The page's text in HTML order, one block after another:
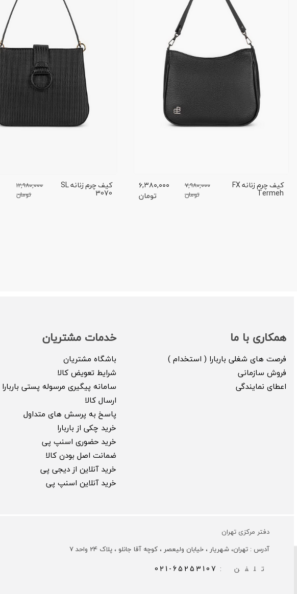
کیف چرم زنانه FX
Termeh
۷,۹۸۰,۰۰۰
تومان
۶,۳۸۰,۰۰۰
تومان
کیف چرم زنانه SL
3070
۱۲,۹۸۰,۰۰۰
تومان
همکاری با ما
فرصت های شغلی باربارا ( استخدام )
فروش سازمانی
اعطای نمایندگی
خدمات مشتریان
باشگاه مشتریان
شرایط تعویض کالا
سامانه پیگیری مرسوله پستی باربارا
ارسال کالا
پاسخ به پرسش های متداول
خرید چکی از باربارا
خرید حضوری اسنپ پی
ضمانت اصل بودن کالا
خرید آنلاین از دیجی پی
خرید آنلاین اسنپ پی
دفتر مرکزی تهران
آدرس : تهران، شهریار ، خیابان ولیعصر ، کوچه آقا جانلو ، پلاک 24 واحد 7
تلفن : 021-65253107